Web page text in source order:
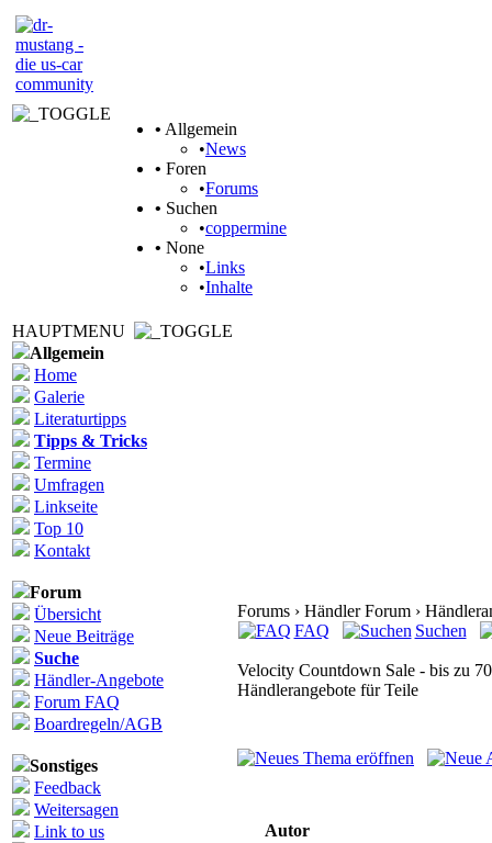
• Allgemein
•News
• Foren
•Forums
• Suchen
•coppermine
• None
•Links
•Inhalte
HAUPTMENU
Allgemein
Home
Galerie
Literaturtipps
Tipps & Tricks
Termine
Umfragen
Linkseite
Top 10
Kontakt
Forum
Übersicht
Neue Beiträge
Suche
Händler-Angebote
Forum FAQ
Boardregeln/AGB
Sonstiges
Feedback
Weitersagen
Link to us
Forums › Händler Forum ›
FAQ
Suchen
Velocity Countdown Sale - bis zu
Händlerangebote für Teile
Autor